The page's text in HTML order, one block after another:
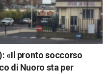
«Il pronto soccorso
di Nuoro sta per